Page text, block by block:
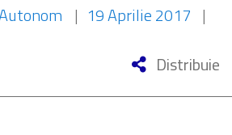
| 19 Aprilie 2017 |
Distribuie